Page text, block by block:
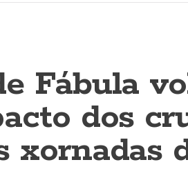
Fábula
dos
xornadas